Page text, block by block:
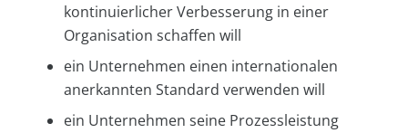
kontinuierlicher Verbesserung in einer
Organisation schaffen will
ein Unternehmen einen internationalen
anerkannten Standard verwenden will
ein Unternehmen seine Prozessleistung